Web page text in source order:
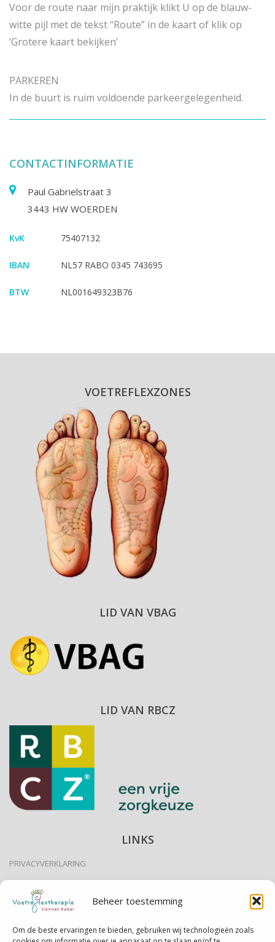
Beheer toestemming
Om de beste ervaringen te bieden, gebruiken wij technologieën zoals
Voor de route naar mijn praktijk klikt U op de blauw-
witte pijl met de tekst “Route” in de kaart of klik op
‘Grotere kaart bekijken’
PARKEREN
In de buurt is ruim voldoende parkeergelegenheid.
CONTACTINFORMATIE
Paul Gabrielstraat 3
3443 HW WOERDEN
KvK 75407132
IBAN NL57 RABO 0345 743695
BTW NL001649323B76
VOETREFLEXZONES
LID VAN VBAG
LID VAN RBCZ
LINKS
PRIVACYVERKLARING
DISCLAIMER